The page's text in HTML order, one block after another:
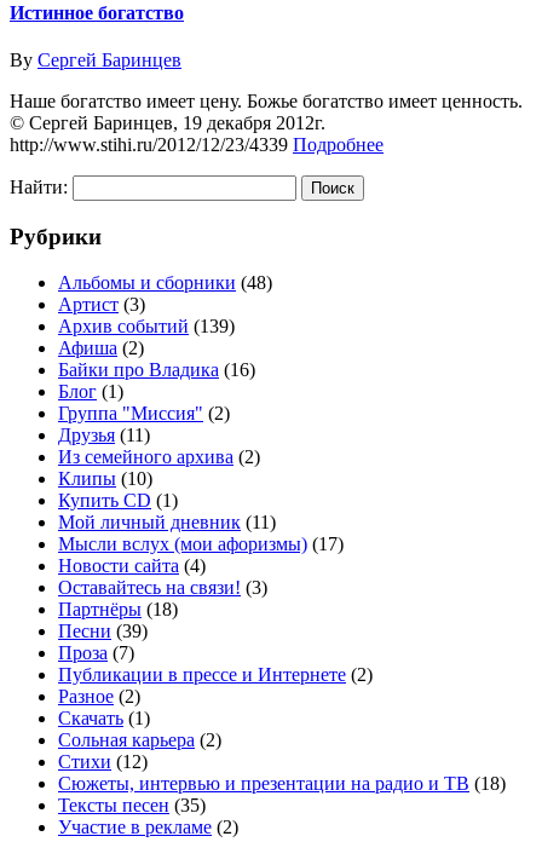
Истинное богатство
By Сергей Баринцев
Наше богатство имеет цену. Божье богатство имеет ценность.
© Сергей Баринцев, 19 декабря 2012г.
http://www.stihi.ru/2012/12/23/4339 Подробнее
Найти:
Рубрики
Альбомы и сборники (48)
Артист (3)
Архив событий (139)
Афиша (2)
Байки про Владика (16)
Блог (1)
Группа "Миссия" (2)
Друзья (11)
Из семейного архива (2)
Клипы (10)
Купить CD (1)
Мой личный дневник (11)
Мысли вслух (мои афоризмы) (17)
Новости сайта (4)
Оставайтесь на связи! (3)
Партнёры (18)
Песни (39)
Проза (7)
Публикации в прессе и Интернете (2)
Разное (2)
Скачать (1)
Сольная карьера (2)
Стихи (12)
Сюжеты, интервью и презентации на радио и ТВ (18)
Тексты песен (35)
Участие в рекламе (2)